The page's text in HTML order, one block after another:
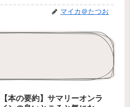
マイカ＠たつお
【本の要約】サマリーオンラ